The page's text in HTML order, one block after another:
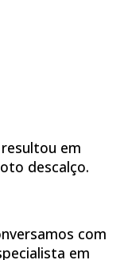
em
descalço.
com
em